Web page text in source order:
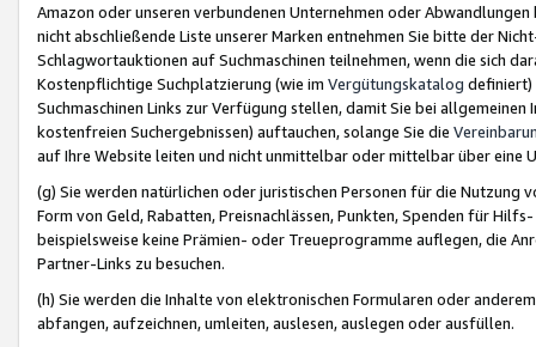
Amazon oder unseren verbundenen Unternehmen oder
nicht abschließende Liste unserer Marken entnehmen Sie bitte der
Schlagwortauktionen auf Suchmaschinen teilnehmen, wenn die sich
Kostenpflichtige Suchplatzierung (wie im Vergütungskatalog definiert)
Suchmaschinen Links zur Verfügung stellen, damit Sie bei
kostenfreien Suchergebnissen) auftauchen, solange Sie die
auf Ihre Website leiten und nicht unmittelbar oder mittelbar über eine
(g) Sie werden natürlichen oder juristischen Personen für die Nutzung
Form von Geld, Rabatten, Preisnachlässen, Punkten, Spenden für
beispielsweise keine Prämien- oder Treueprogramme auflegen, die
Partner-Links zu besuchen.
(h) Sie werden die Inhalte von elektronischen Formularen oder
abfangen, aufzeichnen, umleiten, auslesen, auslegen oder ausfüllen.